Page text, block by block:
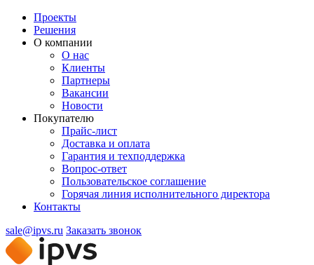
Проекты
Решения
О компании
О нас
Клиенты
Партнеры
Вакансии
Новости
Покупателю
Прайс-лист
Доставка и оплата
Гарантия и техподдержка
Вопрос-ответ
Пользовательское соглашение
Горячая линия исполнительного директора
Контакты
sale@ipvs.ru Заказать звонок